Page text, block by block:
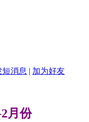
短消息 | 加为好友
月份